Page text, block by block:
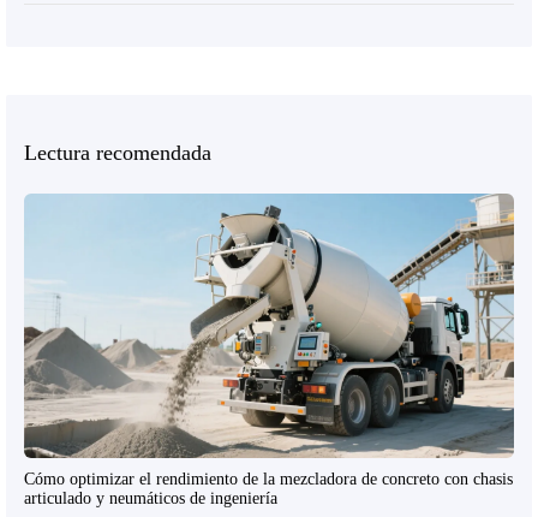
Lectura recomendada
Cómo optimizar el rendimiento de la mezcladora de concreto con chasis
articulado y neumáticos de ingeniería